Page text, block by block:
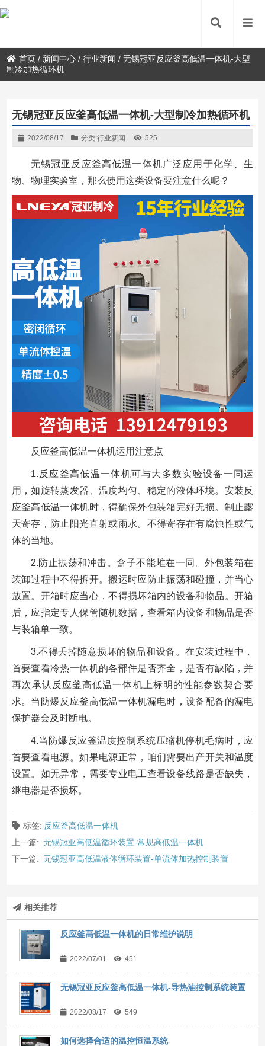
首页 / 新闻中心 /行业新闻 /无锡冠亚反应釜高低温一体机-大型
制冷加热循环机
无锡冠亚反应釜高低温一体机-大型制冷加热循环机
2022/08/17 分类:行业新闻 525
无锡冠亚反应釜高低温一体机广泛应用于化学、生
物、物理实验室，那么使用这类设备要注意什么呢？
反应釜高低温一体机运用注意点
1.反应釜高低温一体机可与大多数实验设备一同运
用，如旋转蒸发器、温度均匀、稳定的液体环境。安装反
应釜高低温一体机时，得确保外包装箱完好无损。制止露
天寄存，防止阳光直射或雨水。不得寄存在有腐蚀性或气
体的当地。
2.防止振荡和冲击。盒子不能堆在一同。外包装箱在
装卸过程中不得拆开。搬运时应防止振荡和碰撞，并当心
放置。开箱时应当心，不得损坏箱内的设备和物品。开箱
后，应指定专人保管随机数据，查看箱内设备和物品是否
与装箱单一致。
3.不得丢掉随意损坏的物品和设备。在安装过程中，
首要查看冷热一体机的各部件是否齐全，是否有缺陷，并
再次承认反应釜高低温一体机上标明的性能参数契合要
求。当防爆反应釜高低温一体机漏电时，设备配备的漏电
保护器会及时断电。
4.当防爆反应釜温度控制系统压缩机停机毛病时，应
首要查看电源。如果电源正常，咱们需要出产开关和温度
设置。如无异常，需要专业电工查看设备线路是否缺失，
继电器是否损坏。
标签: 反应釜高低温一体机
上一篇: 无锡冠亚高低温循环装置-常规高低温一体机
下一篇: 无锡冠亚高低温液体循环装置-单流体加热控制装置
相关推荐
反应釜高低温一体机的日常维护说明
2022/07/01 451
无锡冠亚反应釜高低温一体机-导热油控制系统装置
2022/08/17 549
如何选择合适的温控恒温系统